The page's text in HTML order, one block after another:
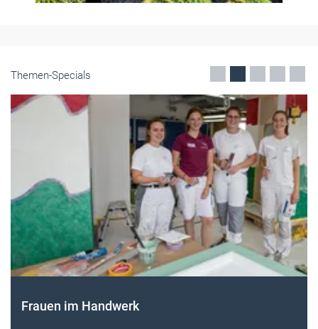
Themen-Specials
Frauen im Handwerk